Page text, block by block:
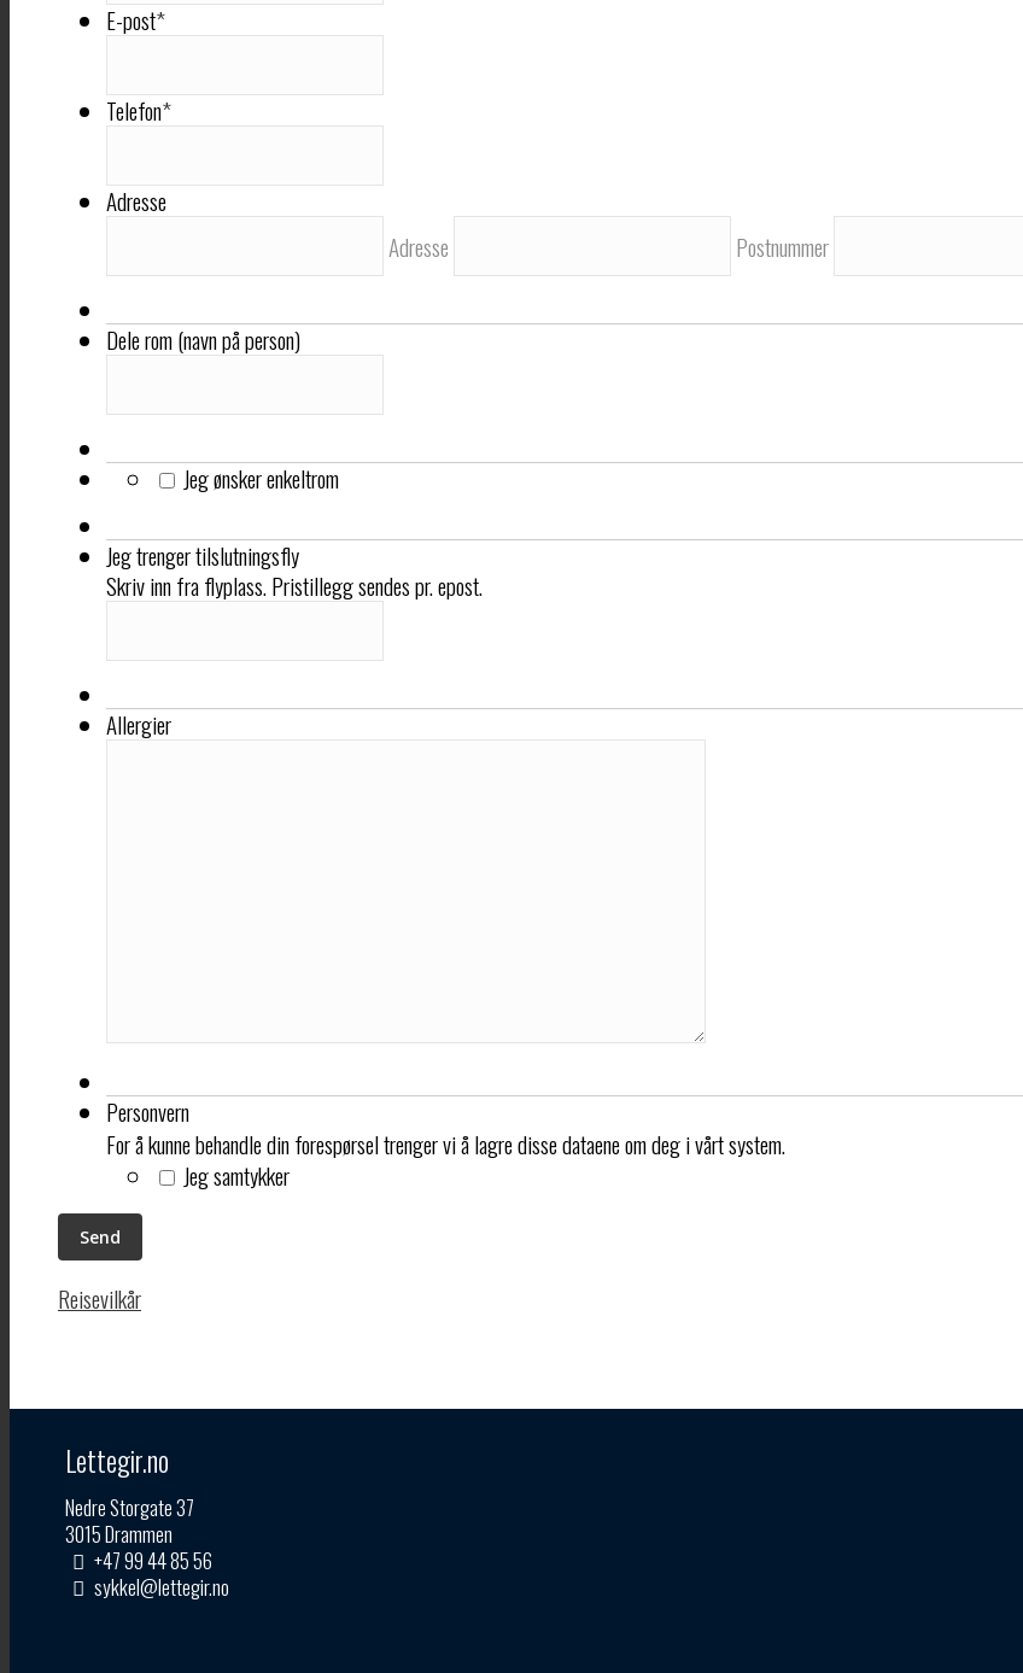
E-post*
Telefon*
Adresse
Adresse
Postnummer
Dele rom (navn på person)
Jeg ønsker enkeltrom
Jeg trenger tilslutningsfly
Skriv inn fra flyplass. Pristillegg sendes pr. epost.
Allergier
Personvern
For å kunne behandle din forespørsel trenger vi å lagre disse dataene om deg i vårt system.
Jeg samtykker
Reisevilkår
Lettegir.no
Nedre Storgate 37
3015 Drammen
+47 99 44 85 56
sykkel@lettegir.no